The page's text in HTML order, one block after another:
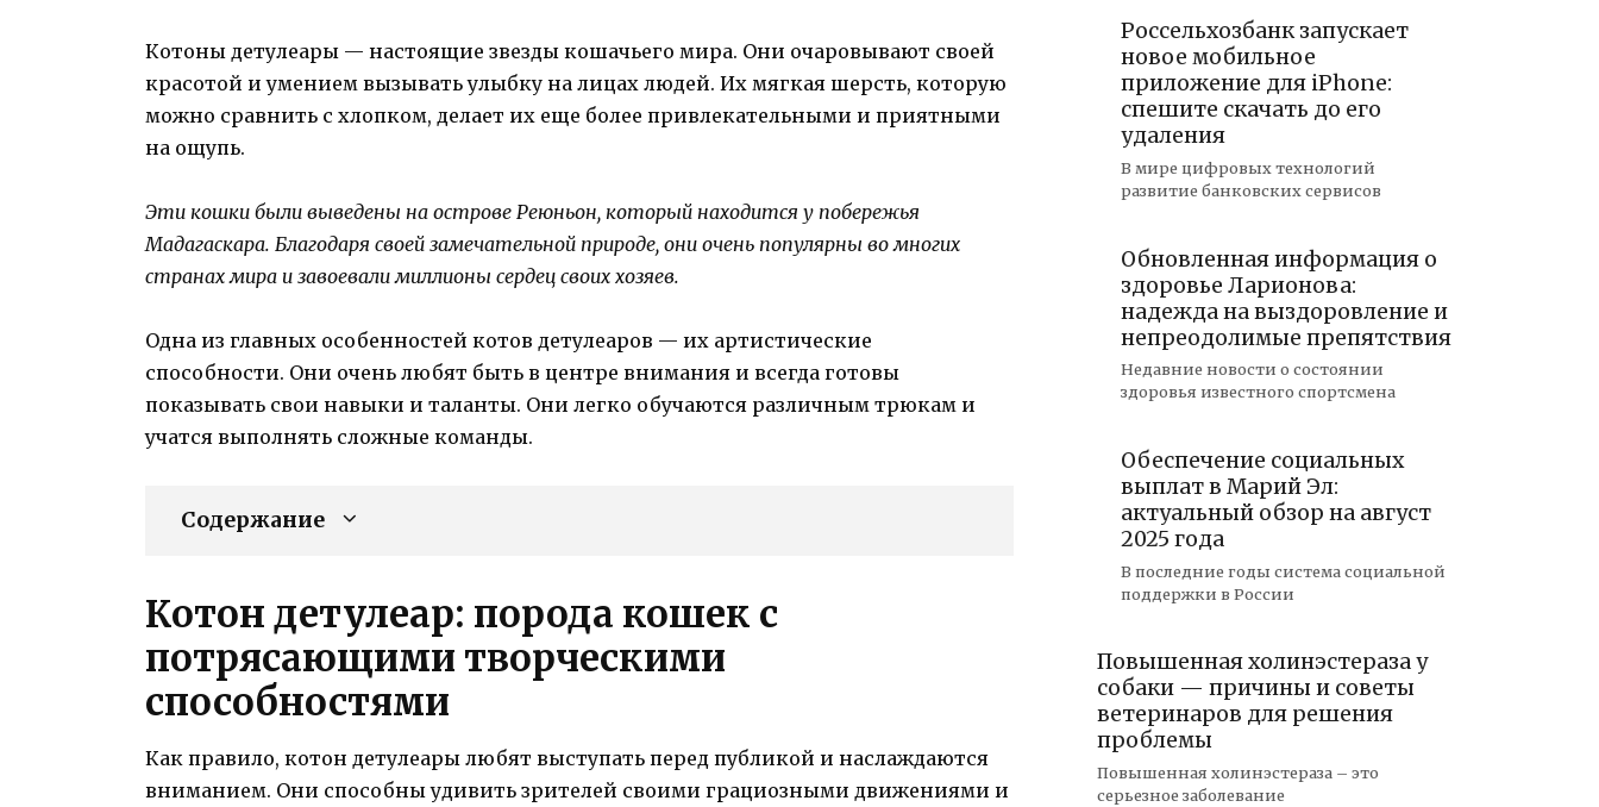
Котоны детулеары — настоящие звезды кошачьего мира. Они очаровывают своей
красотой и умением вызывать улыбку на лицах людей. Их мягкая шерсть, которую
можно сравнить с хлопком, делает их еще более привлекательными и приятными
на ощупь.
Эти кошки были выведены на острове Реюньон, который находится у побережья
Мадагаскара. Благодаря своей замечательной природе, они очень популярны во многих
странах мира и завоевали миллионы сердец своих хозяев.
Одна из главных особенностей котов детулеаров — их артистические
способности. Они очень любят быть в центре внимания и всегда готовы
показывать свои навыки и таланты. Они легко обучаются различным трюкам и
учатся выполнять сложные команды.
Содержание
Котон детулеар: порода кошек с
потрясающими творческими
способностями
Как правило, котон детулеары любят выступать перед публикой и наслаждаются
вниманием. Они способны удивить зрителей своими грациозными движениями и
Россельхозбанк запускает
новое мобильное
приложение для iPhone:
спешите скачать до его
удаления
В мире цифровых технологий
развитие банковских сервисов
Обновленная информация о
здоровье Ларионова:
надежда на выздоровление и
непреодолимые препятствия
Недавние новости о состоянии
здоровья известного спортсмена
Обеспечение социальных
выплат в Марий Эл:
актуальный обзор на август
2025 года
В последние годы система социальной
поддержки в России
Повышенная холинэстераза у
собаки — причины и советы
ветеринаров для решения
проблемы
Повышенная холинэстераза – это
серьезное заболевание